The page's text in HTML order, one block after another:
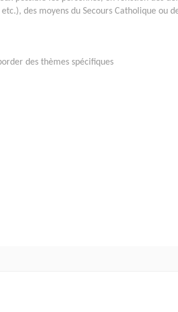
des moyens du Secours Catholique ou
des thèmes spécifiques